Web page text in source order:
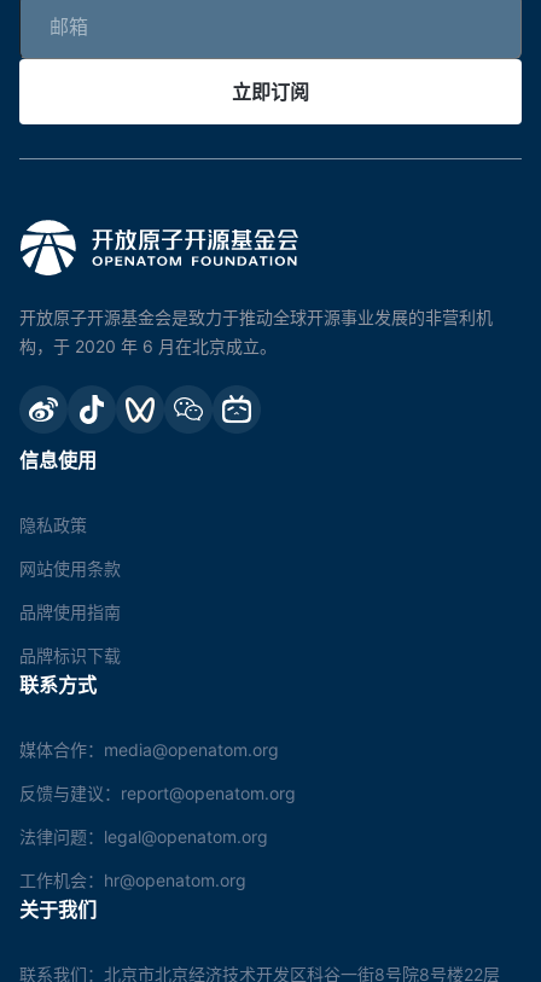
立即订阅
开放原子开源基金会是致力于推动全球开源事业发展的非营利机
构，于 2020 年 6 月在北京成立。
信息使用
隐私政策
网站使用条款
品牌使用指南
品牌标识下载
联系方式
媒体合作：media@openatom.org
反馈与建议：report@openatom.org
法律问题：legal@openatom.org
工作机会：hr@openatom.org
关于我们
联系我们：北京市北京经济技术开发区科谷一街8号院8号楼22层